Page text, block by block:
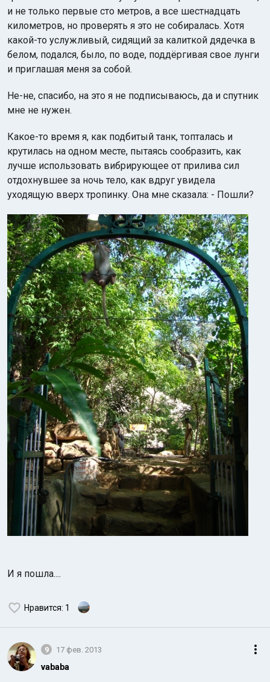
и не только первые сто метров, а все шестнадцать
километров, но проверять я это не собиралась. Хотя
какой-то услужливый, сидящий за калиткой дядечка в
белом, подался, было, по воде, поддёргивая свое лунги
и приглашая меня за собой.
Не-не, спасибо, на это я не подписываюсь, да и спутник
мне не нужен.
Какое-то время я, как подбитый танк, топталась и
крутилась на одном месте, пытаясь сообразить, как
лучше использовать вибрирующее от прилива сил
отдохнувшее за ночь тело, как вдруг увидела
уходящую вверх тропинку. Она мне сказала: - Пошли?
И я пошла....
Нравится: 1
9 17 фев. 2013
vababa